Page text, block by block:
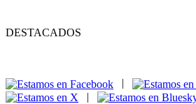
DESTACADOS
|